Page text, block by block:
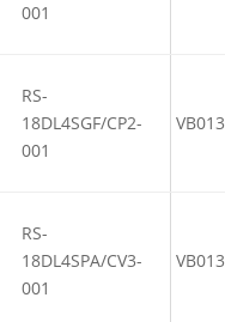
001
RS-
18DL4SGF/CP2-
001
RS-
18DL4SPA/CV3-
001